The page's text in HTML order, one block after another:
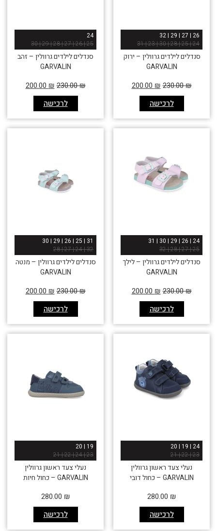
26 | 27 | 29 | 32
24 | 25 | 28 | 30 | 23 | 31
סנדלים לילדים גרוולין – ירוק
GARVALIN
לרכישה
230.00₪
200.00 ₪
24
25 | 26 | 27 | 28 | 29 | 30
סנדלים לילדים גרוולין – זהב
GARVALIN
לרכישה
230.00₪
200.00 ₪
24 | 26 | 29 | 30 | 31
25 | 27 | 28 | 32
סנדלים לילדים גרוולין – לילך
GARVALIN
לרכישה
230.00₪
200.00 ₪
31 | 25 | 26 | 29 | 30
32 | 24 | 27 | 28
סנדלים לילדים גרוולין – מנטה
GARVALIN
לרכישה
230.00₪
200.00 ₪
24 | 19 | 20
23 | 22 | 21
נעלי צעד ראשון גרוולין
GARVALIN – כחול דובי
לרכישה
280.00 ₪
19 | 20
23 | 24 | 22 | 21
נעלי צעד ראשון גרוולין
GARVALIN – כחול חיות
לרכישה
280.00 ₪